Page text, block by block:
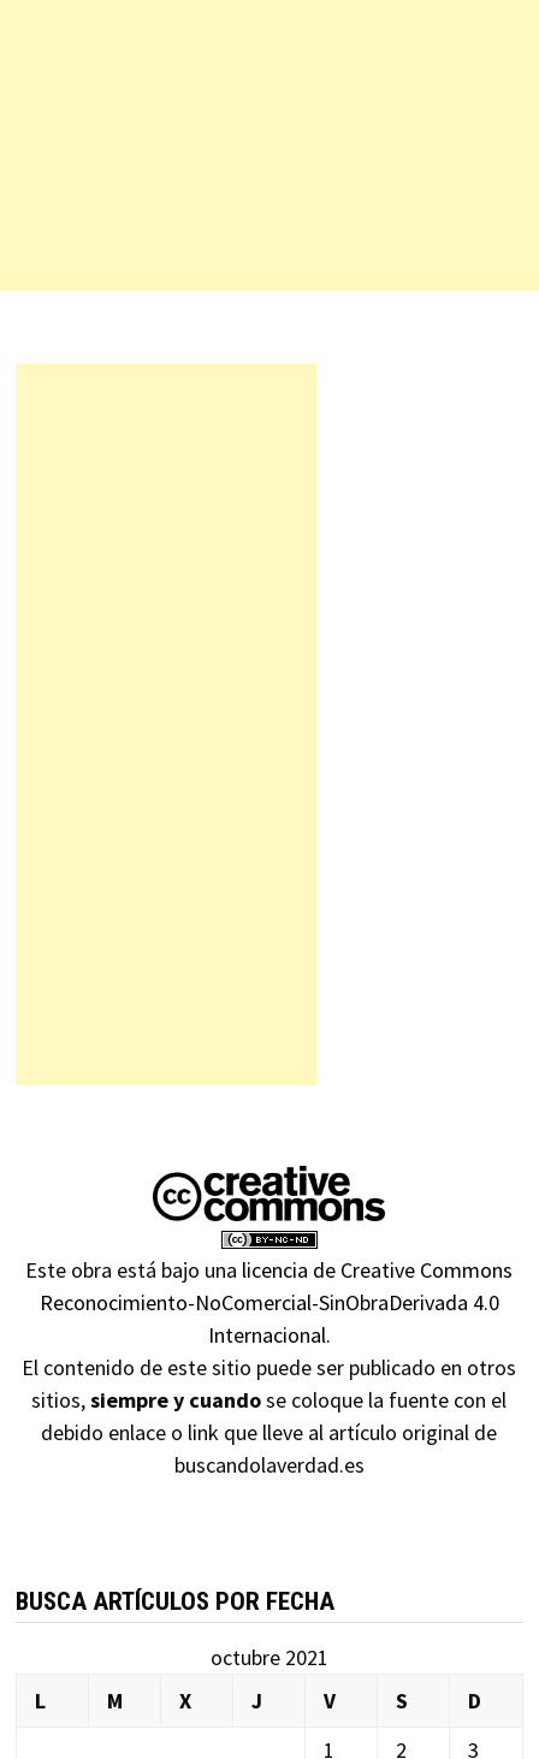
Este obra está bajo una licencia de Creative Commons
Reconocimiento-NoComercial-SinObraDerivada 4.0
Internacional.
El contenido de este sitio puede ser publicado en otros
sitios,siempre y cuandose coloque la fuente con el
debido enlace o link que lleve al artículo original de
buscandolaverdad.es
BUSCA ARTÍCULOS POR FECHA
octubre 2021
L
M X J V S
D
1
2 3